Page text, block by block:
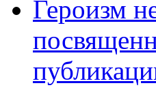
Героизм